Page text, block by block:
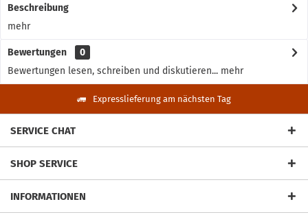
Beschreibung
mehr
Bewertungen
0
Bewertungen lesen, schreiben und diskutieren... mehr
Expresslieferung am nächsten Tag
SERVICE CHAT
SHOP SERVICE
INFORMATIONEN